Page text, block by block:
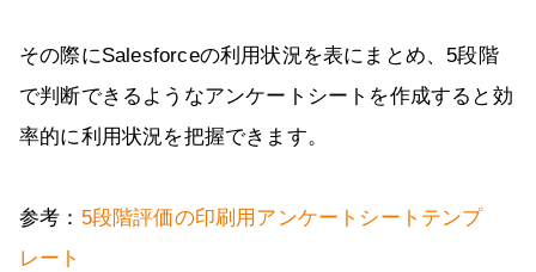
その際にSalesforceの利用状況を表にまとめ、5段階
で判断できるようなアンケートシートを作成すると効
率的に利用状況を把握できます。
参考： 5段階評価の印刷用アンケートシートテンプ
レート